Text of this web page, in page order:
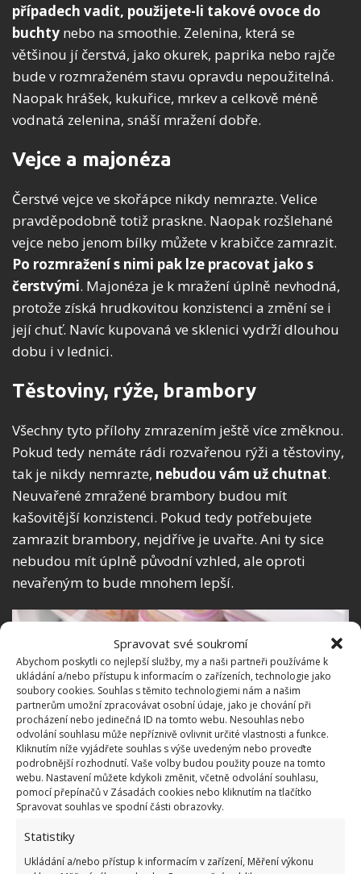
Spravovat své soukromí
Abychom poskytli co nejlepší služby, my a naši partneři používáme k
ukládání a/nebo přístupu k informacím o zařízeních, technologie jako
soubory cookies. Souhlas s těmito technologiemi nám a našim
partnerům umožní zpracovávat osobní údaje, jako je chování při
procházení nebo jedinečná ID na tomto webu. Nesouhlas nebo
odvolání souhlasu může nepříznivě ovlivnit určité vlastnosti a funkce.
Kliknutím níže vyjádřete souhlas s výše uvedeným nebo proveďte
podrobnější rozhodnutí. Vaše volby budou použity pouze na tomto
webu. Nastavení můžete kdykoli změnit, včetně odvolání souhlasu,
pomocí přepínačů v Zásadách cookies nebo kliknutím na tlačítko
Spravovat souhlas ve spodní části obrazovky.
Statistiky
Ukládání a/nebo přístup k informacím v zařízení, Měření výkonu
případech vadit, použijete-li takové ovoce do
buchty nebo na smoothie. Zelenina, která se
většinou jí čerstvá, jako okurek, paprika nebo rajče
bude v rozmraženém stavu opravdu nepoužitelná.
Naopak hrášek, kukuřice, mrkev a celkově méně
vodnatá zelenina, snáší mražení dobře.
Vejce a majonéza
Čerstvé vejce ve skořápce nikdy nemrazte. Velice
pravděpodobně totiž praskne. Naopak rozšlehané
vejce nebo jenom bílky můžete v krabičce zamrazit.
Po rozmražení s nimi pak lze pracovat jako s
čerstvými. Majonéza je k mražení úplně nevhodná,
protože získá hrudkovitou konzistenci a změní se i
její chuť. Navíc kupovaná ve sklenici vydrží dlouhou
dobu i v lednici.
Těstoviny, rýže, brambory
Všechny tyto přílohy zmrazením ještě více změknou.
Pokud tedy nemáte rádi rozvařenou rýži a těstoviny,
tak je nikdy nemrazte, nebudou vám už chutnat.
Neuvařené zmražené brambory budou mít
kašovitější konzistenci. Pokud tedy potřebujete
zamrazit brambory, nejdříve je uvařte. Ani ty sice
nebudou mít úplně původní vzhled, ale oproti
nevařeným to bude mnohem lepší.
Fotografie: Freepik